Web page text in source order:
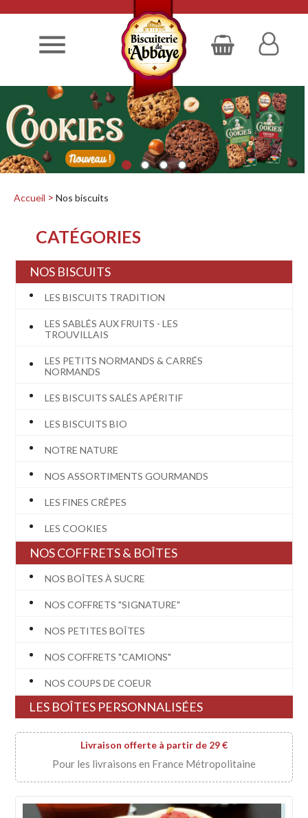

Accueil Nos biscuits
CATÉGORIES
NOS BISCUITS
LES BISCUITS TRADITION
LES SABLÉS AUX FRUITS - LES
TROUVILLAIS
LES PETITS NORMANDS & CARRÉS
NORMANDS
LES BISCUITS SALÉS APÉRITIF
LES BISCUITS BIO
NOTRE NATURE
NOS ASSORTIMENTS GOURMANDS
LES FINES CRÊPES
LES COOKIES
NOS COFFRETS & BOÎTES
NOS BOÎTES À SUCRE
NOS COFFRETS "SIGNATURE"
NOS PETITES BOÎTES
NOS COFFRETS "CAMIONS"
NOS COUPS DE COEUR
LES BOÎTES PERSONNALISÉES
Livraison offerte à partir de 29 €
Pour les livraisons en France Métropolitaine